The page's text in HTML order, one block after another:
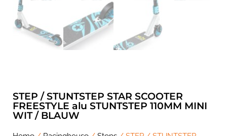
STEP / STUNTSTEP STAR SCOOTER
FREESTYLE alu STUNTSTEP 110MM MINI
WIT / BLAUW